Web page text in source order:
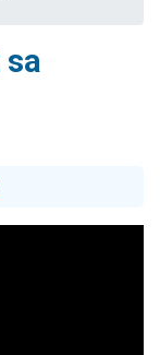
Torah-Box Music
Tsédaka : pauvres d'Israel
groupe sur Zoom